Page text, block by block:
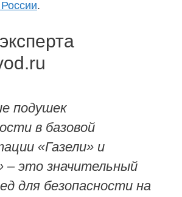
.
подушек
в базовой
«Газели» и
– это значительный
для безопасности на